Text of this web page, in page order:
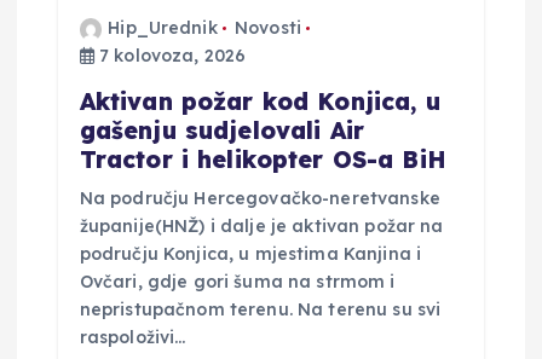
Hip_Urednik
Novosti
7 kolovoza, 2026
Aktivan požar kod Konjica, u
gašenju sudjelovali Air
Tractor i helikopter OS-a BiH
Na području Hercegovačko-neretvanske
županije(HNŽ) i dalje je aktivan požar na
području Konjica, u mjestima Kanjina i
Ovčari, gdje gori šuma na strmom i
nepristupačnom terenu. Na terenu su svi
raspoloživi…